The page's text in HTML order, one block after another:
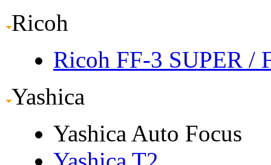
Ricoh
Ricoh FF-3 SUPER /
Yashica
Yashica Auto Focus